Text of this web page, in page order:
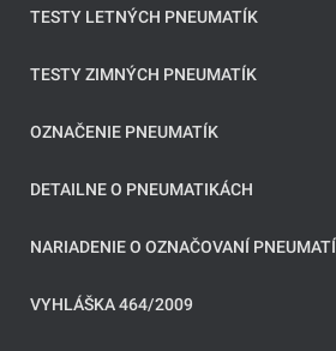
TESTY LETNÝCH PNEUMATÍK
TESTY ZIMNÝCH PNEUMATÍK
OZNAČENIE PNEUMATÍK
DETAILNE O PNEUMATIKÁCH
NARIADENIE O OZNAČOVANÍ
VYHLÁŠKA 464/2009